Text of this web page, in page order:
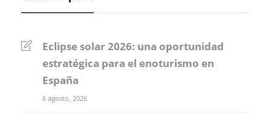
Eclipse solar 2026: una oportunidad
estratégica para el enoturismo en
España
6 agosto, 2026